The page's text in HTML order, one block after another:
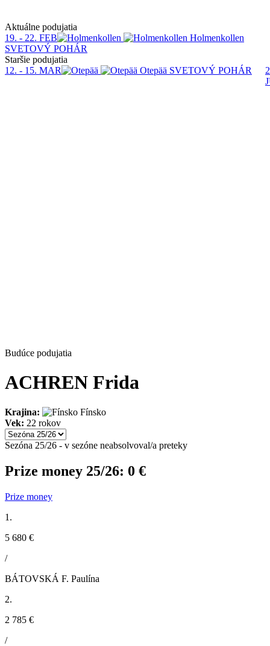
Aktuálne podujatia
19. - 22. FEB
Holmenkollen
SVETOVÝ POHÁR
Staršie podujatia
12. - 15. MAR
Otepää SVETOVÝ POHÁR
Budúce podujatia
ACHREN Frida
Krajina:
Fínsko
Vek: 22 rokov
Sezóna 25/26 - v sezóne neabsolvoval/a preteky
Prize money 25/26: 0 €
Prize money
1.
5 680 €
/
BÁTOVSKÁ F. Paulína
2.
2 785 €
/